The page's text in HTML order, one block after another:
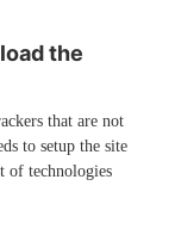
the
that are not
to setup the site
of technologies